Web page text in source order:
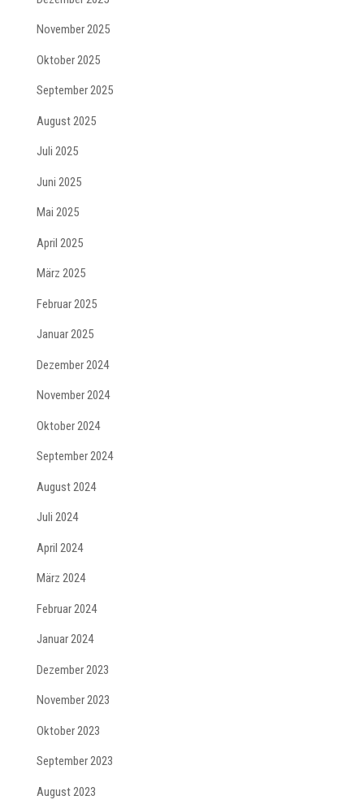
November 2025
Oktober 2025
September 2025
August 2025
Juli 2025
Juni 2025
Mai 2025
April 2025
März 2025
Februar 2025
Januar 2025
Dezember 2024
November 2024
Oktober 2024
September 2024
August 2024
Juli 2024
April 2024
März 2024
Februar 2024
Januar 2024
Dezember 2023
November 2023
Oktober 2023
September 2023
August 2023